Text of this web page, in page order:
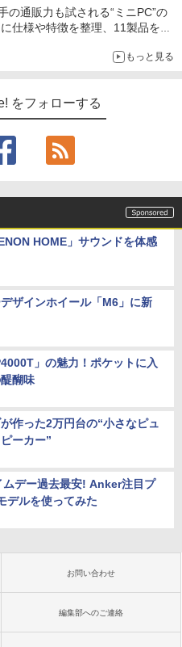
の通販力も試される“ミニPC”の
仕様や特徴を整理、11製品をピ
もっと見る
をフォローする
HOME」サウンドを体感
ザインホイール「M6」に新
」の魅力！ポケットに入
醐味
作った2万円台の“小さなピュ
ーカー”
デー過去最安! Anker注目プ
デルを使ってみた
お問い合わせ
編集部へのご連絡